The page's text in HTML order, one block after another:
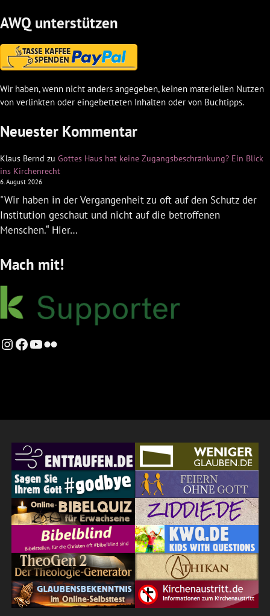
AWQ unterstützen
Wir haben, wenn nicht anders angegeben, keinen materiellen Nutzen
von verlinkten oder eingebetteten Inhalten oder von Buchtipps.
Neuester Kommentar
Klaus Bernd zu Gottes Haus hat keine Zugangsbeschränkung? Ein Blick
ins Kirchenrecht
6. August 2026
"Wir haben in der Vergangenheit zu oft auf den Schutz der
Institution geschaut und nicht auf die betroffenen
Menschen.“ Hier…
Mach mit!
Instagram
Facebook
YouTube
Flickr